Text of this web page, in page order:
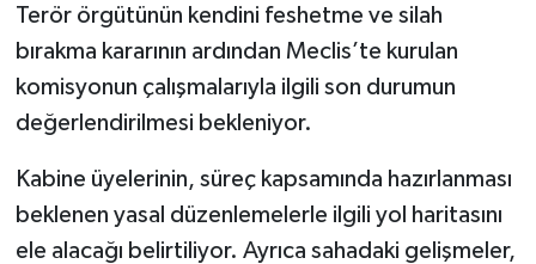
Terör örgütünün kendini feshetme ve silah
bırakma kararının ardından Meclis’te kurulan
komisyonun çalışmalarıyla ilgili son durumun
değerlendirilmesi bekleniyor.
Kabine üyelerinin, süreç kapsamında hazırlanması
beklenen yasal düzenlemelerle ilgili yol haritasını
ele alacağı belirtiliyor. Ayrıca sahadaki gelişmeler,